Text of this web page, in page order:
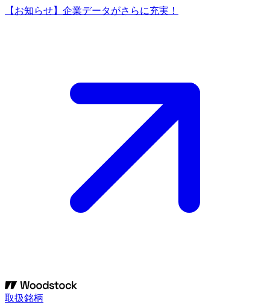
【お知らせ】企業データがさらに充実！
取扱銘柄